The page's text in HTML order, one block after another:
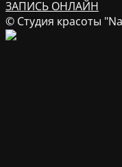
ЗАПИСЬ ОНЛАЙН
© Студия красоты